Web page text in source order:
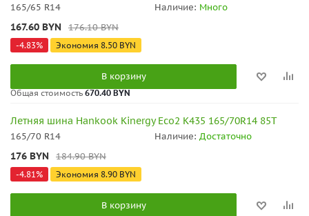
165/65 R14 Наличие: Много
167.60 BYN 176.10BYN
-4.83% Экономия 8.50 BYN
В корзину
Общая стоимость 670.40 BYN
Летняя шина Hankook Kinergy Eco2 K435 165/70R14 85T
165/70 R14 Наличие: Достаточно
176 BYN 184.90BYN
-4.81% Экономия 8.90 BYN
В корзину